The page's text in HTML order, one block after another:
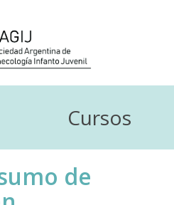
Cursos
de